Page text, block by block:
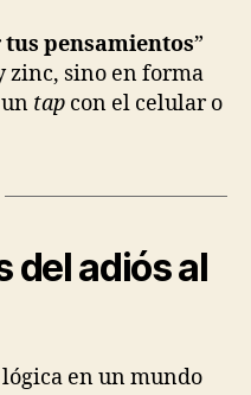
pensamientos”
zinc, sino en forma
tap con el celular o
del adiós al
en un mundo